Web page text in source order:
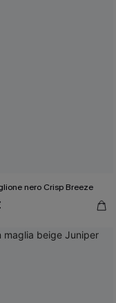
nero Crisp Breeze